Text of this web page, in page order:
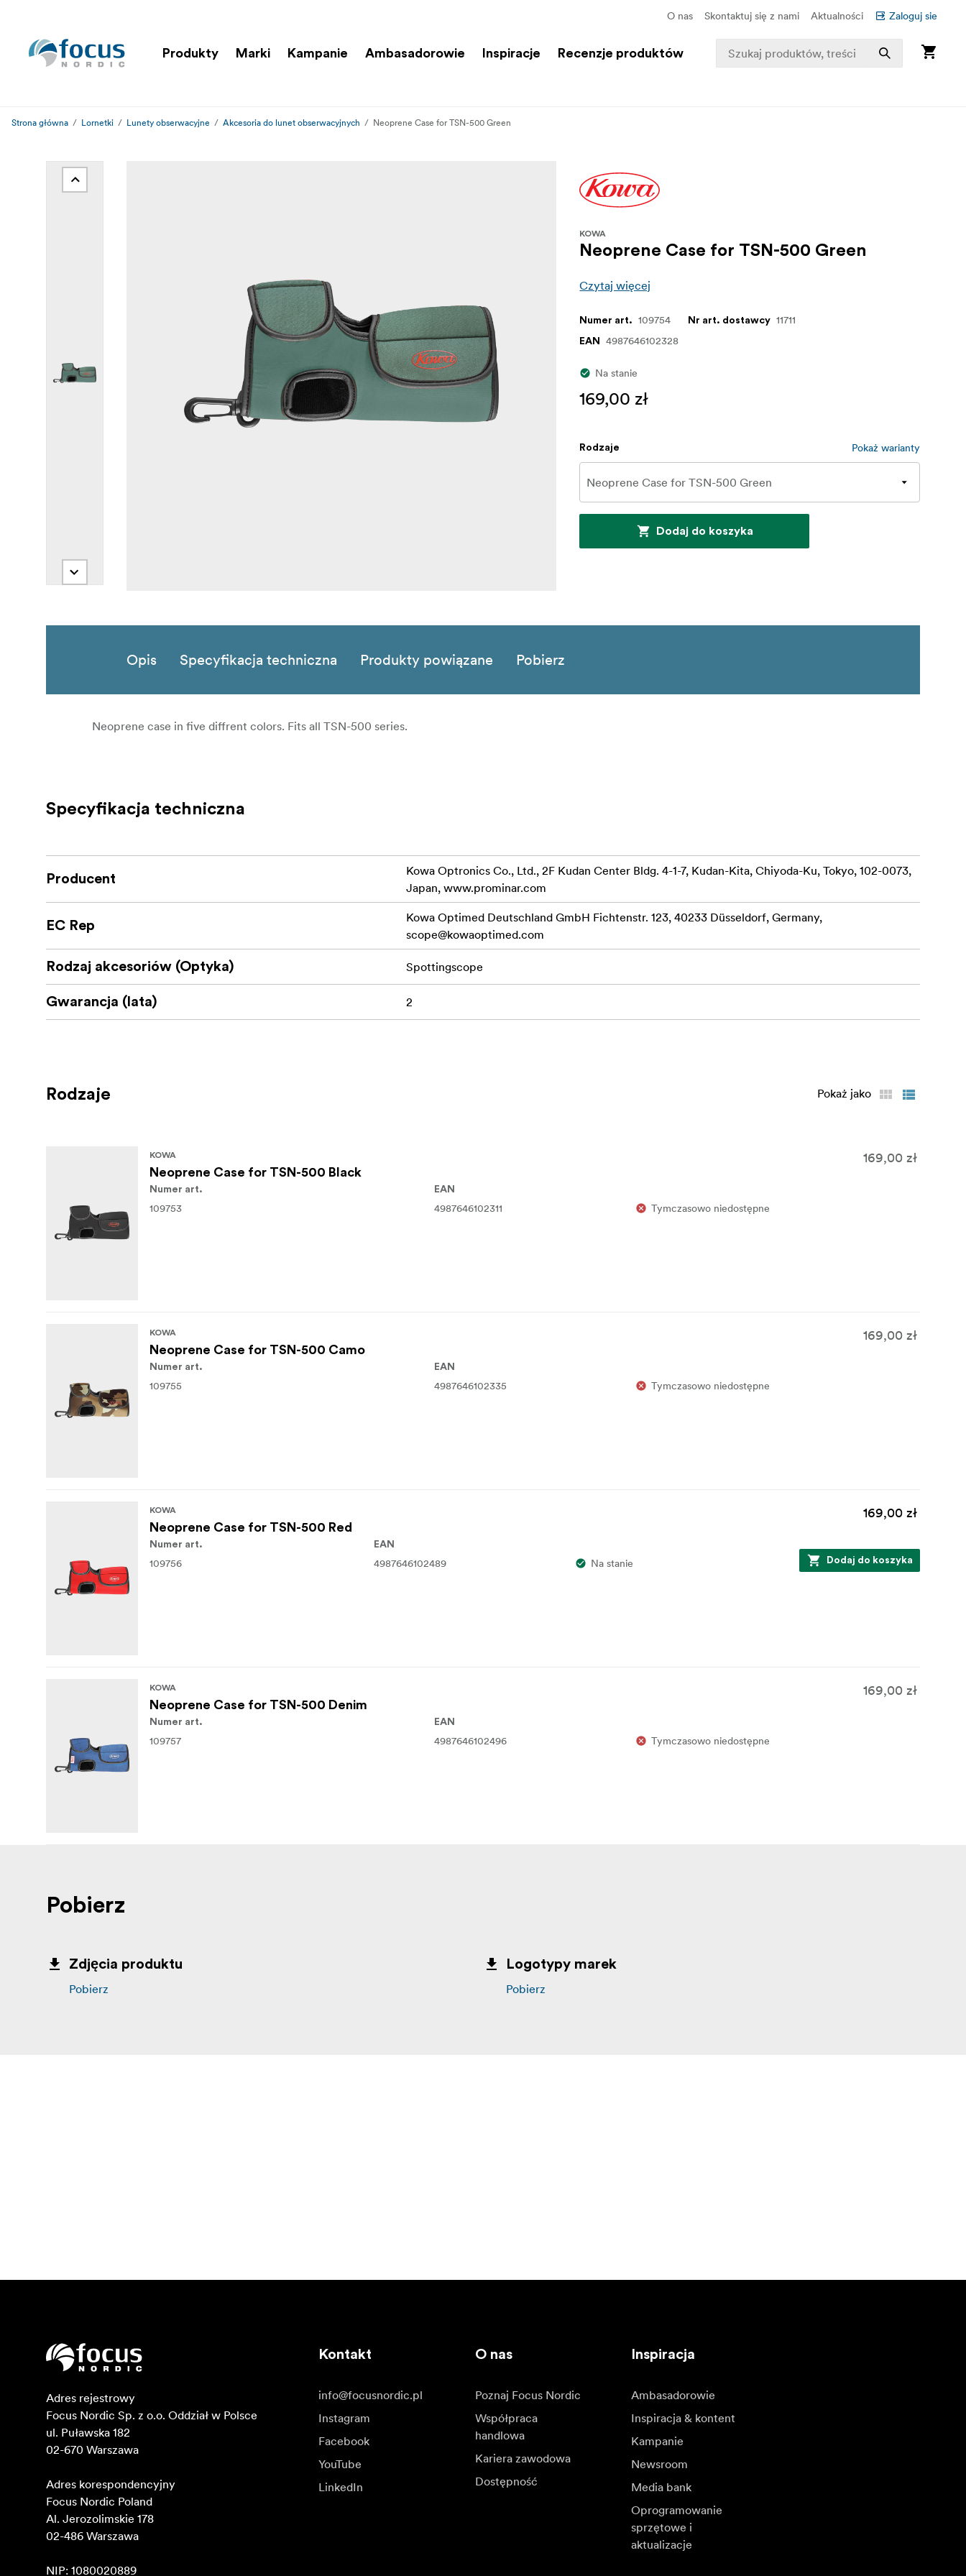
O nas Skontaktuj się z nami Aktualności Zaloguj sie
Produkty Marki Kampanie Ambasadorowie Inspiracje Recenzje produktów
Strona główna Lornetki Lunety obserwacyjne Akcesoria do lunet obserwacyjnych Neoprene Case for TSN-500 Green
KOWA
Neoprene Case for TSN-500 Green
Czytaj więcej
Numer art. 109754 Nr art. dostawcy 11711
EAN 4987646102328
Na stanie
169,00 zł
Rodzaje Pokaż warianty
Dodaj do koszyka
Opis Specyfikacja techniczna Produkty powiązane Pobierz
Neoprene case in five diffrent colors. Fits all TSN-500 series.
Specyfikacja techniczna
Producent
Kowa Optronics Co., Ltd., 2F Kudan Center Bldg. 4-1-7, Kudan-Kita, Chiyoda-Ku, Tokyo, 102-0073,
Japan, www.prominar.com
EC Rep
Kowa Optimed Deutschland GmbH Fichtenstr. 123, 40233 Düsseldorf, Germany,
scope@kowaoptimed.com
Rodzaj akcesoriów (Optyka) Spottingscope
Gwarancja (lata) 2
Rodzaje Pokaż jako
KOWA
Neoprene Case for TSN-500 Black
169,00 zł
Numer art.
109753
EAN
4987646102311 Tymczasowo niedostępne
KOWA
Neoprene Case for TSN-500 Camo
169,00 zł
Numer art.
109755
EAN
4987646102335 Tymczasowo niedostępne
KOWA
Neoprene Case for TSN-500 Red
169,00 zł
Numer art.
109756
EAN
4987646102489 Na stanie Dodaj do koszyka
KOWA
Neoprene Case for TSN-500 Denim
169,00 zł
Numer art.
109757
EAN
4987646102496 Tymczasowo niedostępne
Pobierz
Zdjęcia produktu
Pobierz
Logotypy marek
Pobierz
Adres rejestrowy
Focus Nordic Sp. z o.o. Oddział w Polsce
ul. Puławska 182
02-670 Warszawa
Adres korespondencyjny
Focus Nordic Poland
Al. Jerozolimskie 178
02-486 Warszawa
NIP: 1080020889
Kontakt
info@focusnordic.pl
Instagram
Facebook
YouTube
LinkedIn
O nas
Poznaj Focus Nordic
Współpraca
handlowa
Kariera zawodowa
Dostępność
Inspiracja
Ambasadorowie
Inspiracja & kontent
Kampanie
Newsroom
Media bank
Oprogramowanie
sprzętowe i
aktualizacje